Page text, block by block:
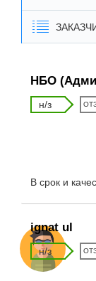
НБО
н/з
В срок и
ignat ul
н/з